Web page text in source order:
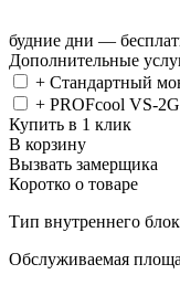
будние дни —
Дополнительные
+ Стандартный
+ PROFcool VS-
Купить в 1 клик
В корзину
Вызвать замерщика
Коротко о товаре
Тип внутреннего
Обслуживаемая